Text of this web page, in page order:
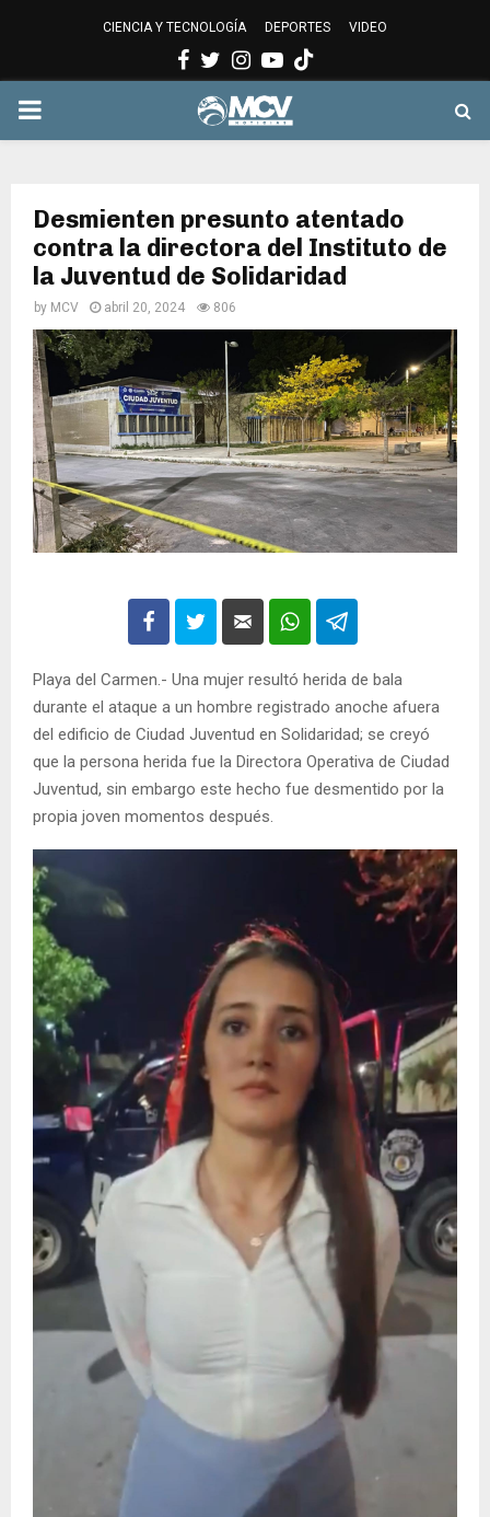
CIENCIA Y TECNOLOGÍA DEPORTES VIDEO
Facebook
Twitter
Instagram
Youtube
PRIMARY
Desmienten presunto atentado
contra la directora del Instituto de
la Juventud de Solidaridad
by MCV abril 20, 2024 806
Playa del Carmen.- Una mujer resultó herida de bala
durante el ataque a un hombre registrado anoche afuera
del edificio de Ciudad Juventud en Solidaridad; se creyó
que la persona herida fue la Directora Operativa de Ciudad
Juventud, sin embargo este hecho fue desmentido por la
propia joven momentos después.